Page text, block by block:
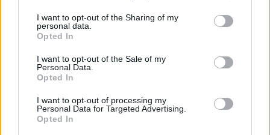
I want to opt-out of the Sharing of my
personal data.
Opted In
I want to opt-out of the Sale of my
Personal Data.
Opted In
I want to opt-out of processing my
Personal Data for Targeted Advertising.
Opted In